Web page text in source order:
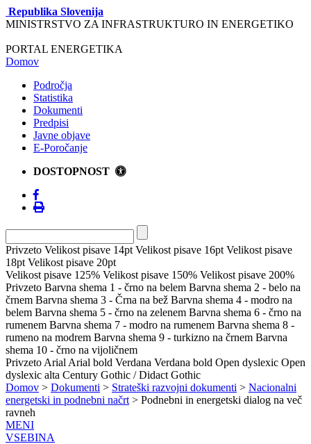
Republika Slovenija
MINISTRSTVO ZA INFRASTRUKTURO IN ENERGETIKO
PORTAL ENERGETIKA
Domov
Področja
Statistika
Dokumenti
Predpisi
Javne objave
E-Poročanje
DOSTOPNOST
Privzeto Velikost pisave 14pt Velikost pisave 16pt Velikost pisave
18pt Velikost pisave 20pt
Velikost pisave 125% Velikost pisave 150% Velikost pisave 200%
Privzeto Barvna shema 1 - črno na belem Barvna shema 2 - belo na
črnem Barvna shema 3 - Črna na bež Barvna shema 4 - modro na
belem Barvna shema 5 - črno na zelenem Barvna shema 6 - črno na
rumenem Barvna shema 7 - modro na rumenem Barvna shema 8 -
rumeno na modrem Barvna shema 9 - turkizno na črnem Barvna
shema 10 - črno na vijoličnem
Privzeto Arial Arial bold Verdana Verdana bold Open dyslexic Open
dyslexic alta Century Gothic / Didact Gothic
Domov > Dokumenti > Strateški razvojni dokumenti > Nacionalni
energetski in podnebni načrt > Podnebni in energetski dialog na več
ravneh
MENI
VSEBINA